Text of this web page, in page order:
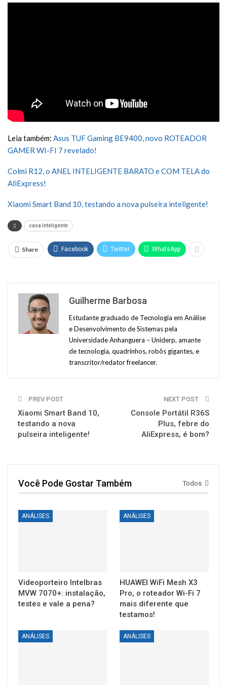
Leia também: Asus TUF Gaming BE9400, novo ROTEADOR
GAMER WI-FI 7 revelado!
Colmi R12, o ANEL INTELIGENTE BARATO e COM TELA do
AliExpress!
Xiaomi Smart Band 10, testando a nova pulseira inteligente!
casa inteligente
Share Facebook Twitter WhatsApp
Guilherme Barbosa
Estudante graduado de Tecnologia em Análise
e Desenvolvimento de Sistemas pela
Universidade Anhanguera – Uniderp, amante
de tecnologia, quadrinhos, robôs gigantes, e
transcritor/redator freelancer.
PREV POST
Xiaomi Smart Band 10,
testando a nova
pulseira inteligente!
NEXT POST
Console Portátil R36S
Plus, febre do
AliExpress, é bom?
Todos
Você Pode Gostar Também
ANÁLISES
Videoporteiro Intelbras
MVW 7070+: instalação,
testes e vale a pena?
ANÁLISES
HUAWEI WiFi Mesh X3
Pro, o roteador Wi-Fi 7
mais diferente que
testamos!
ANÁLISES ANÁLISES